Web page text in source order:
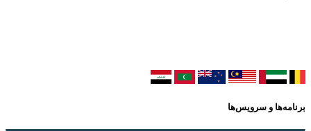
برنامه‌ها و سرویس‌ها